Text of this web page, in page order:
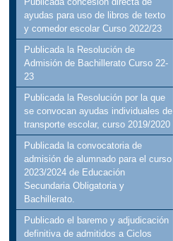
ayudas para uso de libros de texto
y comedor escolar Curso 2022/23
Publicada la Resolución de
Admisión de Bachillerato Curso 22-
23
Publicada la Resolución por la que
se convocan ayudas individuales de
transporte escolar, curso 2019/2020
Publicada la convocatoria de
admisión de alumnado para el curso
2023/2024 de Educación
Secundaria Obligatoria y
Bachillerato.
Publicado el baremo y adjudicación
definitiva de admitidos a Ciclos